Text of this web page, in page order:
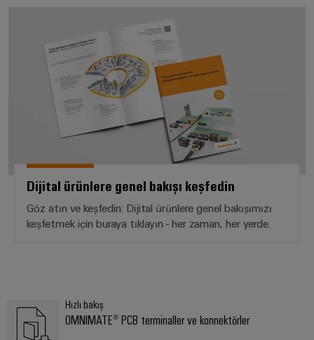
Dijital ürünlere genel bakışı keşfedin
Göz atın ve keşfedin: Dijital ürünlere genel bakışımızı
keşfetmek için buraya tıklayın - her zaman, her yerde.
Hızlı bakış
OMNIMATE® PCB terminaller ve konnektörler